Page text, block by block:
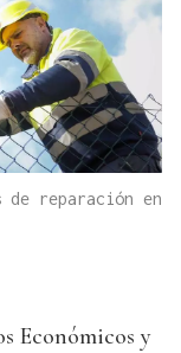
reparación en
Económicos y